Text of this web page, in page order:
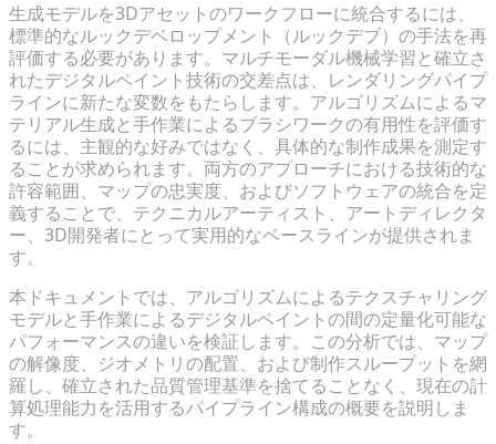
生成モデルを3Dアセットのワークフローに統合するには、
標準的なルックデベロップメント（ルックデブ）の手法を再
評価する必要があります。マルチモーダル機械学習と確立さ
れたデジタルペイント技術の交差点は、レンダリングパイプ
ラインに新たな変数をもたらします。アルゴリズムによるマ
テリアル生成と手作業によるブラシワークの有用性を評価す
るには、主観的な好みではなく、具体的な制作成果を測定す
ることが求められます。両方のアプローチにおける技術的な
許容範囲、マップの忠実度、およびソフトウェアの統合を定
義することで、テクニカルアーティスト、アートディレクタ
ー、3D開発者にとって実用的なベースラインが提供されま
す。
本ドキュメントでは、アルゴリズムによるテクスチャリング
モデルと手作業によるデジタルペイントの間の定量化可能な
パフォーマンスの違いを検証します。この分析では、マップ
の解像度、ジオメトリの配置、および制作スループットを網
羅し、確立された品質管理基準を捨てることなく、現在の計
算処理能力を活用するパイプライン構成の概要を説明しま
す。